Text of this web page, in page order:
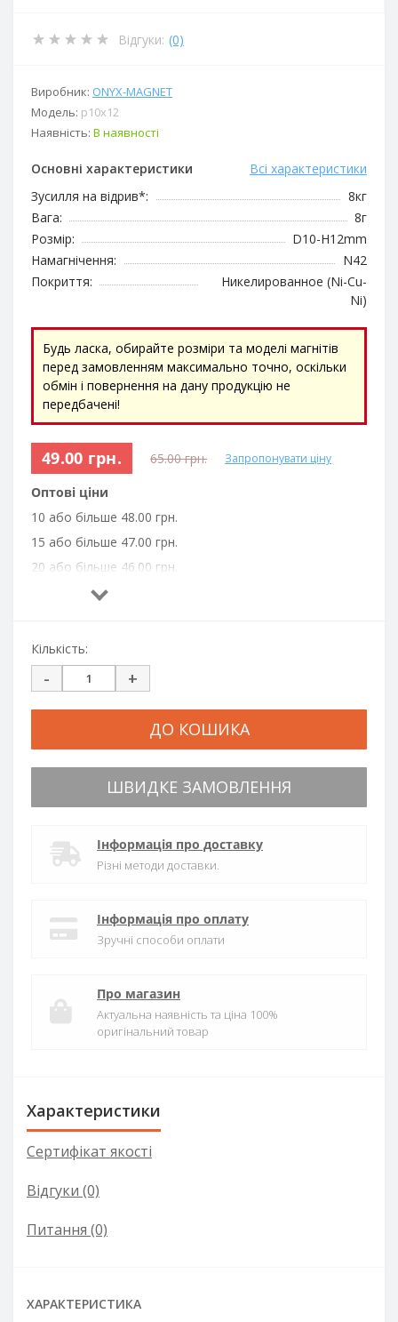
Відгуки: (0)
Виробник: ОNYX-MAGNET
Модель: p10x12
Наявність: В наявності
Основні характеристики
Всі характеристики
Зусилля на відрив*:
8кг
Вага:
8г
Розмір:
D10-H12mm
Намагнічення:
N42
Покриття:
Никелированное (Ni-Cu-
Ni)
Будь ласка, обирайте розміри та моделі магнітів
перед замовленням максимально точно, оскільки
обмін і повернення на дану продукцію не
передбачені!
49.00 грн. 65.00 грн. Запропонувати ціну
Оптові ціни
10 або більше 48.00 грн.
15 або більше 47.00 грн.
20 або більше 46.00 грн.
50 або більше 45.00 грн.
500 або більше 43.00 грн.
1000 або більше 42.00 грн.
Кількість:
- +
ДО КОШИКА
ШВИДКЕ ЗАМОВЛЕННЯ
Інформація про доставку
Різні методи доставки.
Інформація про оплату
Зручні способи оплати
Про магазин
Актуальна наявність та ціна 100%
оригінальний товар
Характеристики
Сертифікат якості
Відгуки (0)
Питання (0)
ХАРАКТЕРИСТИКА